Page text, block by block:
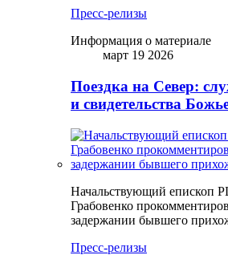
Пресс-релизы
Информация о материале
март 19 2026
Поездка на Север:
и свидетельства
Начальствующий епископ
Грабовенко
задержании бывшего
Пресс-релизы